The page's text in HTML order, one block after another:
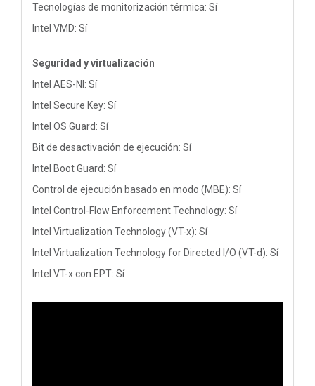
Tecnologías de monitorización térmica: Sí
Intel VMD: Sí
Seguridad y virtualización
Intel AES-NI: Sí
Intel Secure Key: Sí
Intel OS Guard: Sí
Bit de desactivación de ejecución: Sí
Intel Boot Guard: Sí
Control de ejecución basado en modo (MBE): Sí
Intel Control-Flow Enforcement Technology: Sí
Intel Virtualization Technology (VT-x): Sí
Intel Virtualization Technology for Directed I/O (VT-d): Sí
Intel VT-x con EPT: Sí